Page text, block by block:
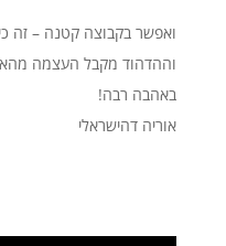
ואפשר בקבוצה קטנה – זה
וההדהוד מקבל העצמה
באהבה רבה!
אוריה דהישראלי